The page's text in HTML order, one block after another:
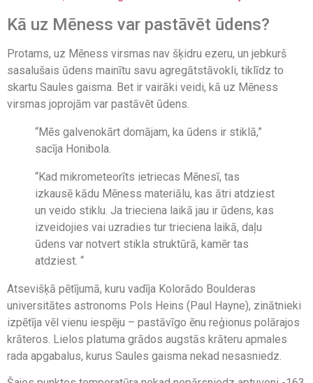
Kā uz Mēness var pastāvēt ūdens?
Protams, uz Mēness virsmas nav šķidru ezeru, un jebkurš
sasalušais ūdens mainītu savu agregātstāvokli, tiklīdz to
skartu Saules gaisma. Bet ir vairāki veidi, kā uz Mēness
virsmas joprojām var pastāvēt ūdens.
“Mēs galvenokārt domājam, ka ūdens ir stiklā,”
sacīja Honibola.
“Kad mikrometeorīts ietriecas Mēnesī, tas
izkausē kādu Mēness materiālu, kas ātri atdziest
un veido stiklu. Ja trieciena laikā jau ir ūdens, kas
izveidojies vai uzradies tur trieciena laikā, daļu
ūdens var notvert stikla struktūrā, kamēr tas
atdziest. “
Atsevišķā pētījumā, kuru vadīja Kolorādo Boulderas
universitātes astronoms Pols Heins (Paul Hayne), zinātnieki
izpētīja vēl vienu iespēju – pastāvīgo ēnu reģionus polārajos
krāteros. Lielos platuma grādos augstās krāteru apmales
rada apgabalus, kurus Saules gaisma nekad nesasniedz.